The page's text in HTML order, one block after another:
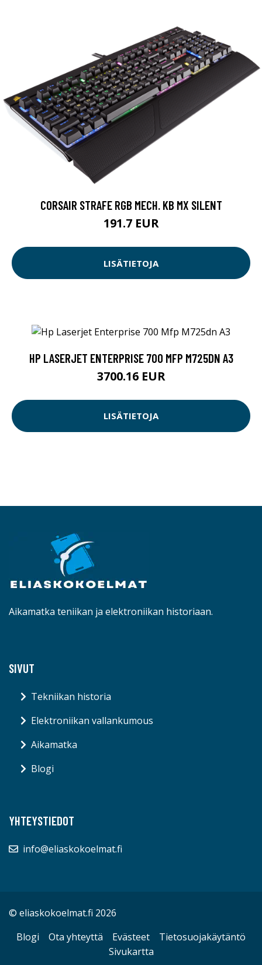
CORSAIR STRAFE RGB MECH. KB MX SILENT
191.7 EUR
LISÄTIETOJA
HP LASERJET ENTERPRISE 700 MFP M725DN A3
3700.16 EUR
LISÄTIETOJA
Aikamatka teniikan ja elektroniikan historiaan.
SIVUT
Tekniikan historia
Elektroniikan vallankumous
Aikamatka
Blogi
YHTEYSTIEDOT
info@eliaskokoelmat.fi
© eliaskokoelmat.fi 2026
Blogi
Ota yhteyttä Evästeet
Tietosuojakäytäntö
Sivukartta